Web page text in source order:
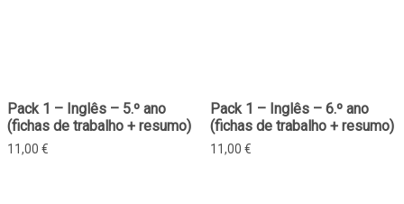
Pack 1 – Inglês – 5.º ano
(fichas de trabalho + resumo)
11,00 €
Pack 1 – Inglês – 6.º ano
(fichas de trabalho + resumo)
11,00 €